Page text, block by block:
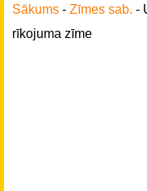
Sākums - Zīmes sab. -
rīkojuma zīme